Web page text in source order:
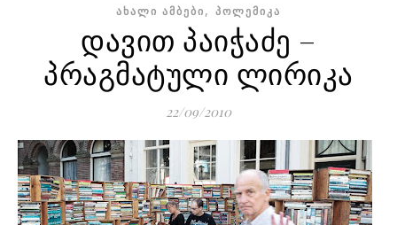
ᲐᲮᲐᲚᲘ ᲐᲛᲑᲔᲑᲘ, ᲞᲝᲚᲔᲛᲘᲙᲐ
დავით პაიჭაძე –
პრაგმატული ლირიკა
22/09/2010